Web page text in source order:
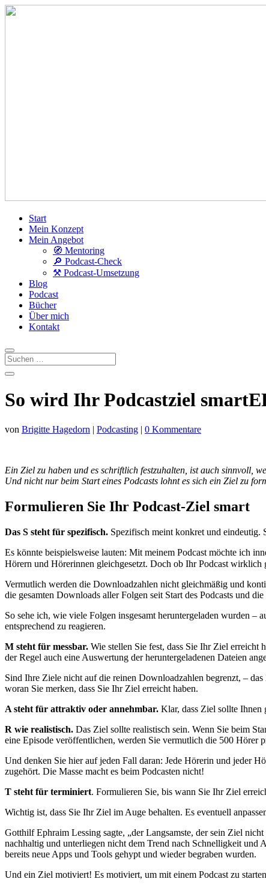
Start
Mein Konzept
Mein Angebot
🧭 Mentoring
🔎 Podcast-Check
⚒️ Podcast-Umsetzung
Blog
Podcast
Bücher
Über mich
Kontakt
So wird Ihr Podcastziel
von Brigitte Hagedorn | Podcasting | 0 Kommentare
Ein Ziel zu haben und es schriftlich festzuhalten, ist auch sinnvoll,
Und nicht nur beim Start eines Podcasts lohnt es sich ein Ziel zu
Formulieren Sie Ihr Podcast-Ziel smart
Das S steht für spezifisch. Spezifisch meint konkret und
Es könnte beispielsweise lauten: Mit meinem Podcast möchte ich
Hörern und Hörerinnen gleichgesetzt. Doch ob Ihr Podcast
Vermutlich werden die Downloadzahlen nicht gleichmäßig und
die gesamten Downloads aller Folgen seit Start des Podcasts und
So sehe ich, wie viele Folgen insgesamt heruntergeladen wurden –
entsprechend zu reagieren.
M steht für messbar. Wie stellen Sie fest, dass Sie Ihr Ziel erreicht
der Regel auch eine Auswertung der heruntergeladenen Dateien
Sind Ihre Ziele nicht auf die reinen Downloadzahlen begrenzt, –
woran Sie merken, dass Sie Ihr Ziel erreicht haben.
A steht für attraktiv oder annehmbar. Klar, dass Ziel sollte
R wie realistisch. Das Ziel sollte realistisch sein. Wenn Sie beim
eine Episode veröffentlichen, werden Sie vermutlich die 500 Hörer
Und denken Sie hier auf jeden Fall daran: Jede Hörerin und jeder
zugehört. Die Masse macht es beim Podcasten nicht!
T steht für terminiert. Formulieren Sie, bis wann Sie Ihr Ziel
Wichtig ist, dass Sie Ihr Ziel im Auge behalten. Es eventuell
Gotthilf Ephraim Lessing sagte, „der Langsamste, der sein Ziel
nachhaltig und unterliegen nicht dem Trend nach Schnelligkeit
bereits neue Apps und Tools gehypt und wieder begraben wurden.
Und ein Ziel motiviert! Es motiviert, um mit einem Podcast zu